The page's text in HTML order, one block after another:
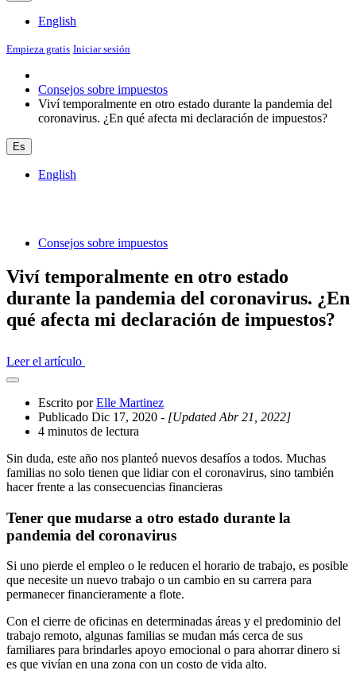
English
Empieza gratis Iniciar sesión
Consejos sobre impuestos
Viví temporalmente en otro estado durante la pandemia del
coronavirus. ¿En qué afecta mi declaración de impuestos?
Es
English
Consejos sobre impuestos
Viví temporalmente en otro estado
durante la pandemia del coronavirus. ¿En
qué afecta mi declaración de impuestos?
Leer el artículo
Abrir
cajón
compartido
Escrito porElle Martinez
Publicado Dic 17, 2020 - [Updated Abr 21, 2022]
4 minutos de lectura
Sin duda, este año nos planteó nuevos desafíos a todos. Muchas
familias no solo tienen que lidiar con el coronavirus, sino también
hacer frente a las consecuencias financieras
Tener que mudarse a otro estado durante la
pandemia del coronavirus
Si uno pierde el empleo o le reducen el horario de trabajo, es posible
que necesite un nuevo trabajo o un cambio en su carrera para
permanecer financieramente a flote.
Con el cierre de oficinas en determinadas áreas y el predominio del
trabajo remoto, algunas familias se mudan más cerca de sus
familiares para brindarles apoyo emocional o para ahorrar dinero si
es que vivían en una zona con un costo de vida alto.